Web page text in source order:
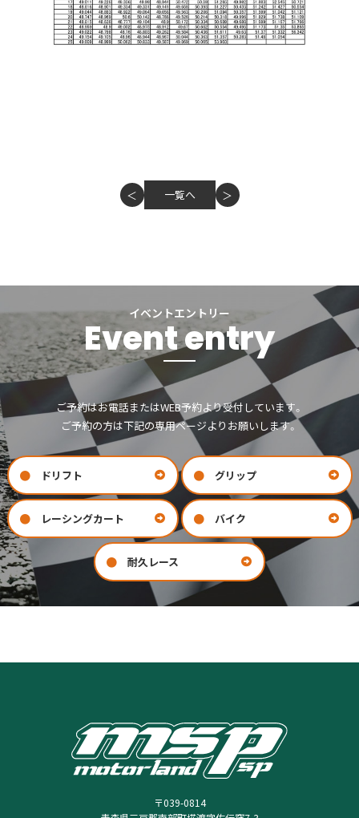
＜ 一覧へ ＞
イベントエントリー
Event entry
ご予約はお電話またはWEB予約より受付しています。
ご予約の方は下記の専用ページよりお願いします。
ドリフト グリップ
レーシングカート バイク
耐久レース
お問い合わせ
会社案内
〒039-0814